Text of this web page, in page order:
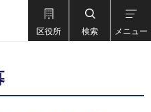
区役所 検索 メニュー